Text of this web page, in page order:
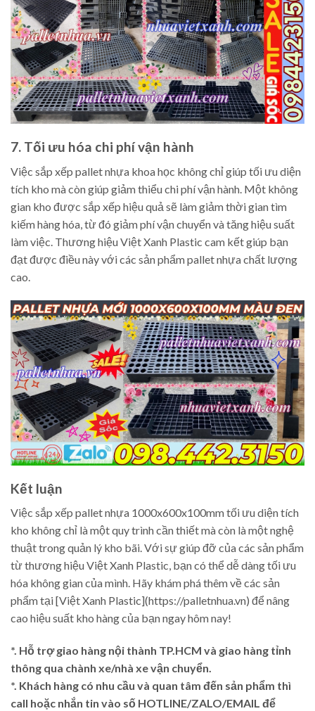
7. Tối ưu hóa chi phí vận hành
Việc sắp xếp pallet nhựa khoa học không chỉ giúp tối ưu diện
tích kho mà còn giúp giảm thiểu chi phí vận hành. Một không
gian kho được sắp xếp hiệu quả sẽ làm giảm thời gian tìm
kiếm hàng hóa, từ đó giảm phí vận chuyển và tăng hiệu suất
làm việc. Thương hiệu Việt Xanh Plastic cam kết giúp bạn
đạt được điều này với các sản phẩm pallet nhựa chất lượng
cao.
Kết luận
Việc sắp xếp pallet nhựa 1000x600x100mm tối ưu diện tích
kho không chỉ là một quy trình cần thiết mà còn là một nghệ
thuật trong quản lý kho bãi. Với sự giúp đỡ của các sản phẩm
từ thương hiệu Việt Xanh Plastic, bạn có thể dễ dàng tối ưu
hóa không gian của mình. Hãy khám phá thêm về các sản
phẩm tại [Việt Xanh Plastic](https://palletnhua.vn) để nâng
cao hiệu suất kho hàng của bạn ngay hôm nay!
*. Hỗ trợ giao hàng nội thành TP.HCM và giao hàng tỉnh
thông qua chành xe/nhà xe vận chuyển.
*. Khách hàng có nhu cầu và quan tâm đến sản phẩm thì
call hoặc nhắn tin vào số HOTLINE/ZALO/EMAIL để